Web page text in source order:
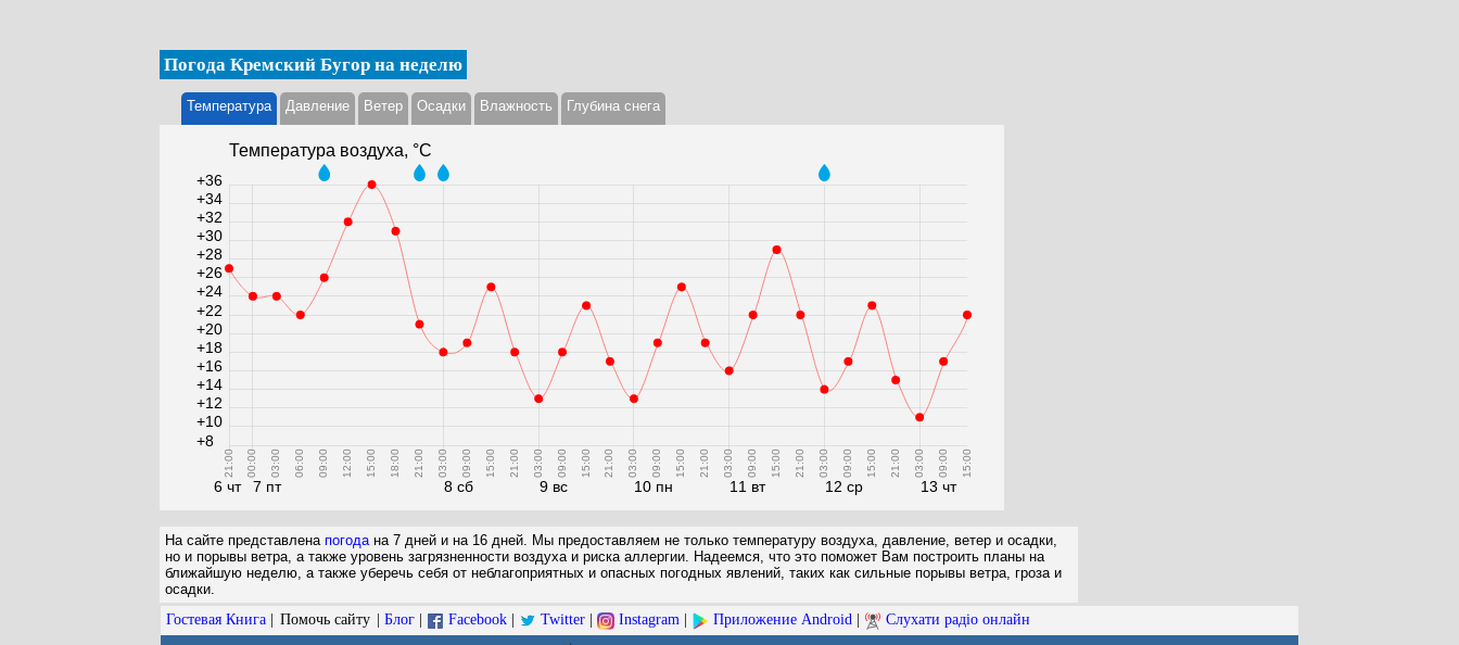
Погода Кремский Бугор на неделю
Температура Давление Ветер Осадки Влажность Глубина снега
Температура воздуха, °С
6 чт
21:00
7 пт
00:00 03:00 06:00 09:00 12:00 15:00 18:00 21:00
8 сб
03:00 09:00 15:00 21:00
9 вс
03:00 09:00 15:00 21:00
10 пн
03:00 09:00 15:00 21:00
11 вт
03:00 09:00 15:00 21:00
12 ср
03:00 09:00 15:00 21:00
13 чт
03:00 09:00 15:00
+8
+10
+12
+14
+16
+18
+20
+22
+24
+26
+28
+30
+32
+34
+36
На сайте представлена погода на 7 дней и на 16 дней. Мы предоставляем не только температуру воздуха, давление, ветер и осадки,
но и порывы ветра, а также уровень загрязненности воздуха и риска аллергии. Надеемся, что это поможет Вам построить планы на
ближайшую неделю, а также уберечь себя от неблагоприятных и опасных погодных явлений, таких как сильные порывы ветра, гроза и
осадки.
Гостевая Книга Помочь сайту Блог Facebook Twitter Instagram Приложение Android Слухати радіо онлайн